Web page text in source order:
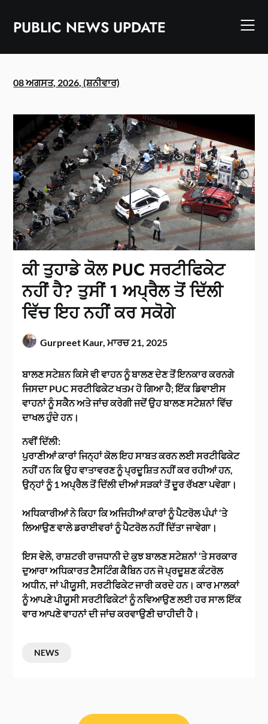
contentPUBLIC NEWS UPDATE
08 ਅਗਸਤ, 2026, (ਸ਼ਨੀਵਾਰ)
ਕੀ ਤੁਹਾਡੇ ਕੋਲ PUC ਸਰਟੀਫਿਕੇਟ
ਨਹੀਂ ਹੈ? ਤੁਸੀਂ 1 ਅਪ੍ਰੈਲ ਤੋਂ ਦਿੱਲੀ
ਵਿੱਚ ਇਹ ਨਹੀਂ ਕਰ ਸਕੋਗੇ
Gurpreet Kaur,ਮਾਰਚ 21, 2025
ਬਾਲਣ ਸਟੇਸ਼ਨ ਕਿਸੇ ਵੀ ਵਾਹਨ ਨੂੰ ਬਾਲਣ ਦੇਣ ਤੋਂ ਇਨਕਾਰ ਕਰਨਗੇ
ਜਿਸਦਾ PUC ਸਰਟੀਫਿਕੇਟ ਖਤਮ ਹੋ ਗਿਆ ਹੈ; ਇੱਕ ਡਿਵਾਈਸ
ਵਾਹਨਾਂ ਨੂੰ ਸਕੈਨ ਅਤੇ ਜਾਂਚ ਕਰੇਗੀ ਜਦੋਂ ਉਹ ਬਾਲਣ ਸਟੇਸ਼ਨਾਂ ਵਿੱਚ
ਦਾਖਲ ਹੁੰਦੇ ਹਨ।
ਨਵੀਂ ਦਿੱਲੀ:
ਪੁਰਾਣੀਆਂ ਕਾਰਾਂ ਜਿਨ੍ਹਾਂ ਕੋਲ ਇਹ ਸਾਬਤ ਕਰਨ ਲਈ ਸਰਟੀਫਿਕੇਟ
ਨਹੀਂ ਹਨ ਕਿ ਉਹ ਵਾਤਾਵਰਣ ਨੂੰ ਪ੍ਰਦੂਸ਼ਿਤ ਨਹੀਂ ਕਰ ਰਹੀਆਂ ਹਨ,
ਉਨ੍ਹਾਂ ਨੂੰ 1 ਅਪ੍ਰੈਲ ਤੋਂ ਦਿੱਲੀ ਦੀਆਂ ਸੜਕਾਂ ਤੋਂ ਦੂਰ ਰੱਖਣਾ ਪਵੇਗਾ।
ਅਧਿਕਾਰੀਆਂ ਨੇ ਕਿਹਾ ਕਿ ਅਜਿਹੀਆਂ ਕਾਰਾਂ ਨੂੰ ਪੈਟਰੋਲ ਪੰਪਾਂ ‘ਤੇ
ਲਿਆਉਣ ਵਾਲੇ ਡਰਾਈਵਰਾਂ ਨੂੰ ਪੈਟਰੋਲ ਨਹੀਂ ਦਿੱਤਾ ਜਾਵੇਗਾ।
ਇਸ ਵੇਲੇ, ਰਾਸ਼ਟਰੀ ਰਾਜਧਾਨੀ ਦੇ ਕੁਝ ਬਾਲਣ ਸਟੇਸ਼ਨਾਂ ‘ਤੇ ਸਰਕਾਰ
ਦੁਆਰਾ ਅਧਿਕਾਰਤ ਟੈਸਟਿੰਗ ਕੈਬਿਨ ਹਨ ਜੋ ਪ੍ਰਦੂਸ਼ਣ ਕੰਟਰੋਲ
ਅਧੀਨ, ਜਾਂ ਪੀਯੂਸੀ, ਸਰਟੀਫਿਕੇਟ ਜਾਰੀ ਕਰਦੇ ਹਨ। ਕਾਰ ਮਾਲਕਾਂ
ਨੂੰ ਆਪਣੇ ਪੀਯੂਸੀ ਸਰਟੀਫਿਕੇਟਾਂ ਨੂੰ ਨਵਿਆਉਣ ਲਈ ਹਰ ਸਾਲ ਇੱਕ
ਵਾਰ ਆਪਣੇ ਵਾਹਨਾਂ ਦੀ ਜਾਂਚ ਕਰਵਾਉਣੀ ਚਾਹੀਦੀ ਹੈ।
NEWS